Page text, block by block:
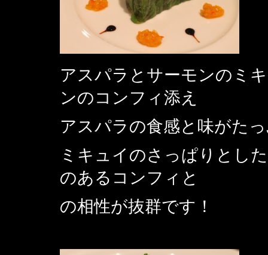
アスパラとサーモンのミ
ンのコンフィ添え
アスパラの食感と味がた
ミキュイのさっぱりとし
のあるコンフィと
の相性が抜群です！